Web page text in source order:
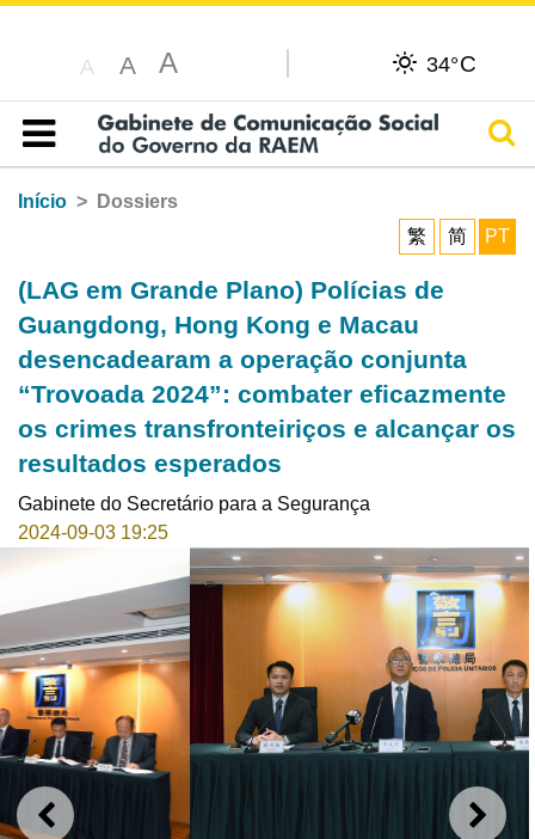
A A A 34°C
Índice
Início
Dossiers
繁
简 PT
(LAG em Grande Plano) Polícias de
Guangdong, Hong Kong e Macau
desencadearam a operação conjunta
“Trovoada 2024”: combater eficazmente
os crimes transfronteiriços e alcançar os
resultados esperados
Gabinete do Secretário para a Segurança
2024-09-03 19:25
ANTERIOR